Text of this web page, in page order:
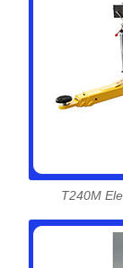
T240M